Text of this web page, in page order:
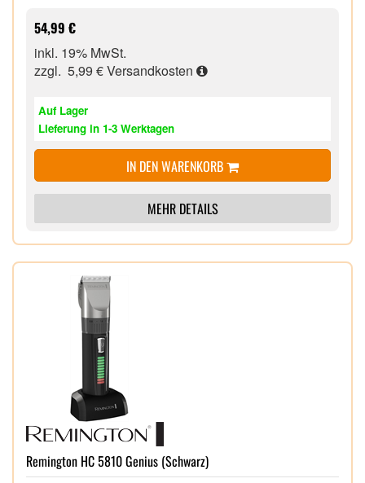
Zur Verwendung unter der Dusche,
54,99 €
inkl. 19% MwSt.
zzgl. 5,99 €Versandkosten
Auf Lager
Lieferung in 1-3 Werktagen
IN DEN WARENKORB
MEHR DETAILS
Remington HC 5810 Genius (Schwarz)